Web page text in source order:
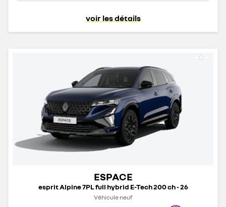
voir les détails
ESPACE
esprit Alpine 7PL full hybrid E-Tech 200 ch - 26
Véhicule neuf